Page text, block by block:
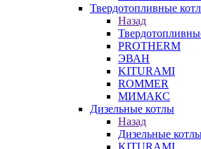
Твердотопливные
Назад
PROTHERM
ЭВАН
KITURAMI
ROMMER
МИМАКС
Дизельные котлы
Назад
Дизельные
KITURAMI